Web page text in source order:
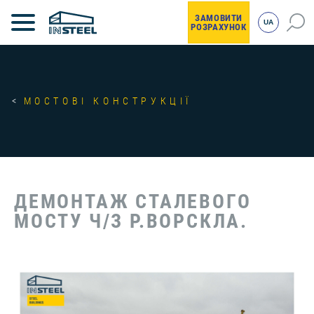
ЗАМОВИТИ
РОЗРАХУНОК
UA
МОСТОВІ КОНСТРУКЦІЇ
ДЕМОНТАЖ СТАЛЕВОГО
МОСТУ Ч/З Р.ВОРСКЛА.